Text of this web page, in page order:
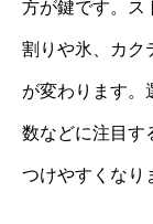
方が鍵です。ス
割りや氷、カク
が変わります。
数などに注目す
つけやすくなり